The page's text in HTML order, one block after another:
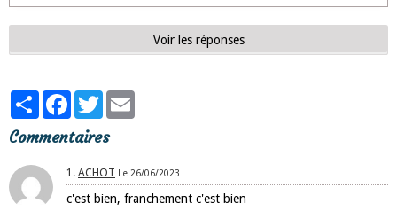
Voir les réponses
PartagerFacebookTwitter
Commentaires
1. ACHOT Le 26/06/2023
c'est bien, franchement c'est bien